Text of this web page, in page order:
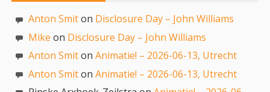
Anton Smiton Disclosure Day – John Williams
Mike on Disclosure Day – John Williams
Anton SmitonAnimatie! – 2026-06-13, Utrecht
Anton SmitonAnimatie! – 2026-06-13, Utrecht